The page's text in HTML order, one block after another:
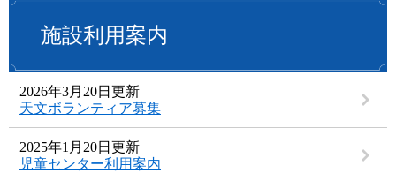
施設利用案内
2026年3月20日更新
天文ボランティア募集
2025年1月20日更新
児童センター利用案内